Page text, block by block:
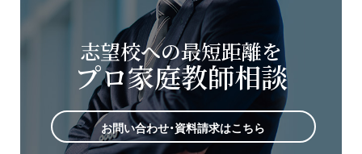
志望校への最短距離を
プロ家庭教師相談
お問い合わせ・資料請求はこちら